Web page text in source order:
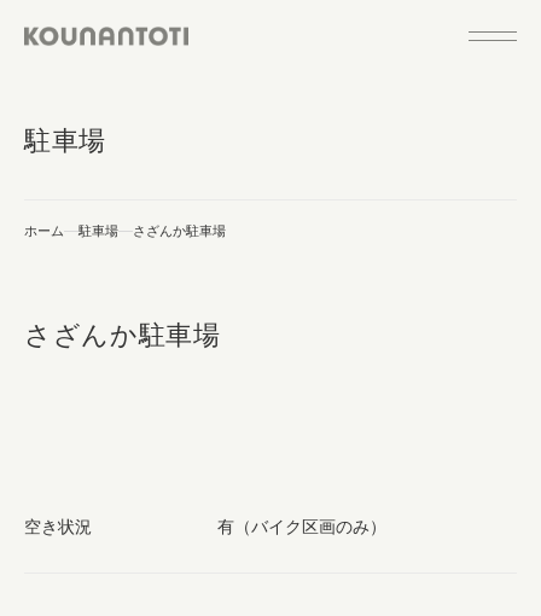
駐車場
ホーム 駐車場 さざんか駐車場
さざんか駐車場
空き状況 有（バイク区画のみ）